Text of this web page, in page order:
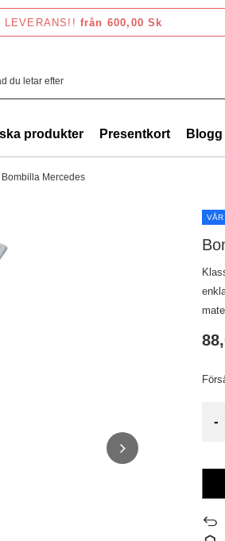
LEVERANS!! från 600,00 Sk
produkter Presentkort Blogg
Bombilla Mercedes
VÅR
-